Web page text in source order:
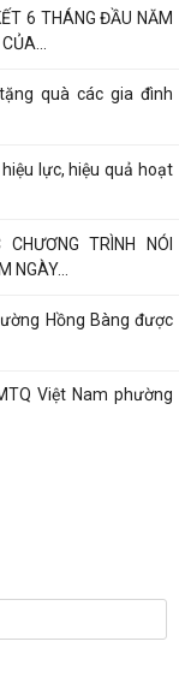
6 THÁNG ĐẦU NĂM
quà các gia đình
lực, hiệu quả hoạt
TRÌNH NÓI
NGÀY...
Hồng Bàng được
Việt Nam phường
DOANH NGHIỆP VÀ
Việt Nam phường